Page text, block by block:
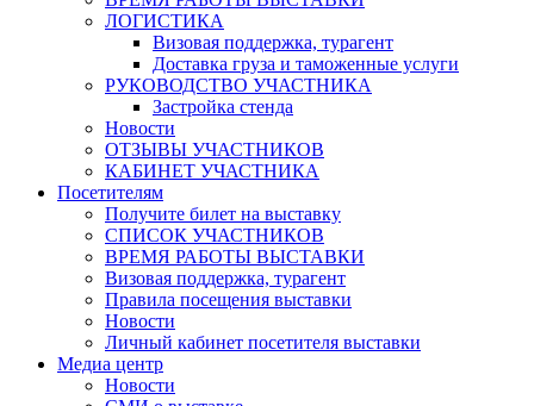
ЛОГИСТИКА
Визовая поддержка, турагент
Доставка груза и таможенные услуги
РУКОВОДСТВО УЧАСТНИКА
Застройка стенда
Новости
ОТЗЫВЫ УЧАСТНИКОВ
КАБИНЕТ УЧАСТНИКА
Посетителям
Получите билет на выставку
СПИСОК УЧАСТНИКОВ
ВРЕМЯ РАБОТЫ ВЫСТАВКИ
Визовая поддержка, турагент
Правила посещения выставки
Новости
Личный кабинет посетителя выставки
Медиа центр
Новости